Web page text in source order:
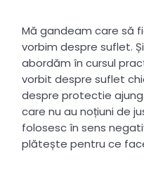
Mă gandeam care să
vorbim despre suflet.
abordăm în cursul
vorbit despre suflet
despre protectie
care nu au noțiuni de
folosesc în sens
plătește pentru ce